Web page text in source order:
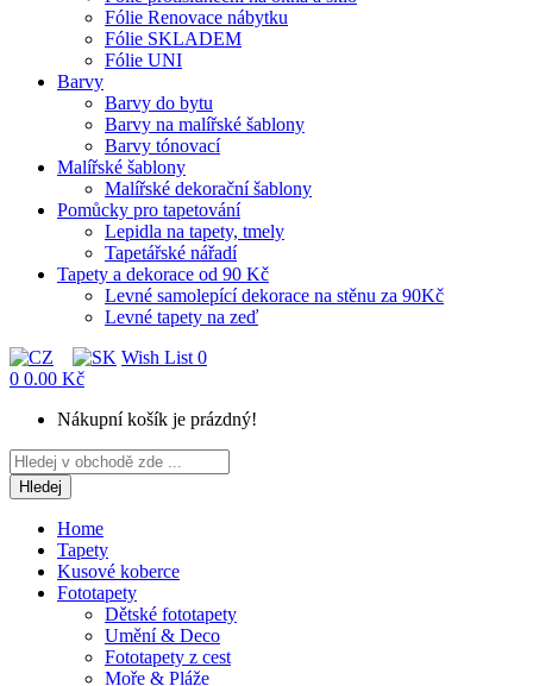
Fólie Renovace nábytku
Fólie SKLADEM
Fólie UNI
Barvy
Barvy do bytu
Barvy na malířské šablony
Barvy tónovací
Malířské šablony
Malířské dekorační šablony
Pomůcky pro tapetování
Lepidla na tapety, tmely
Tapetářské nářadí
Tapety a dekorace od 90 Kč
Levné samolepící dekorace na stěnu za 90Kč
Levné tapety na zeď
Wish List 0
0 0.00 Kč
Nákupní košík je prázdný!
Hledej
Home
Tapety
Kusové koberce
Fototapety
Dětské fototapety
Umění & Deco
Fototapety z cest
Moře & Pláže